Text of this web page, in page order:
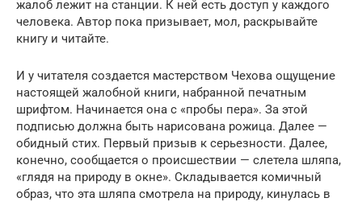
жалоб лежит на станции. К ней есть доступ у каждого
человека. Автор пока призывает, мол, раскрывайте
книгу и читайте.
И у читателя создается мастерством Чехова ощущение
настоящей жалобной книги, набранной печатным
шрифтом. Начинается она с «пробы пера». За этой
подписью должна быть нарисована рожица. Далее —
обидный стих. Первый призыв к серьезности. Далее,
конечно, сообщается о происшествии — слетела шляпа,
«глядя на природу в окне». Складывается комичный
образ, что эта шляпа смотрела на природу, кинулась в